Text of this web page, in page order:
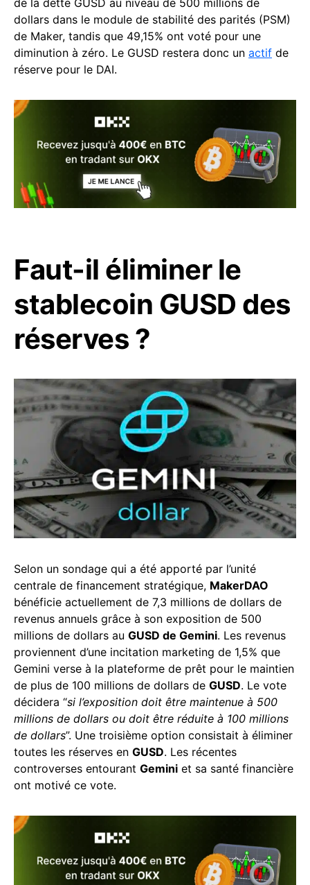
de la dette GUSD au niveau de 500 millions de
dollars dans le module de stabilité des parités (PSM)
de Maker, tandis que 49,15% ont voté pour une
diminution à zéro. Le GUSD restera donc un actif de
réserve pour le DAI.
Faut-il éliminer le
stablecoin GUSD des
réserves ?
Selon un sondage qui a été apporté par l’unité
centrale de financement stratégique, MakerDAO
bénéficie actuellement de 7,3 millions de dollars de
revenus annuels grâce à son exposition de 500
millions de dollars au GUSD de Gemini. Les revenus
proviennent d’une incitation marketing de 1,5% que
Gemini verse à la plateforme de prêt pour le maintien
de plus de 100 millions de dollars de GUSD. Le vote
décidera “si l’exposition doit être maintenue à 500
millions de dollars ou doit être réduite à 100 millions
de dollars”. Une troisième option consistait à éliminer
toutes les réserves en GUSD. Les récentes
controverses entourant Gemini et sa santé financière
ont motivé ce vote.